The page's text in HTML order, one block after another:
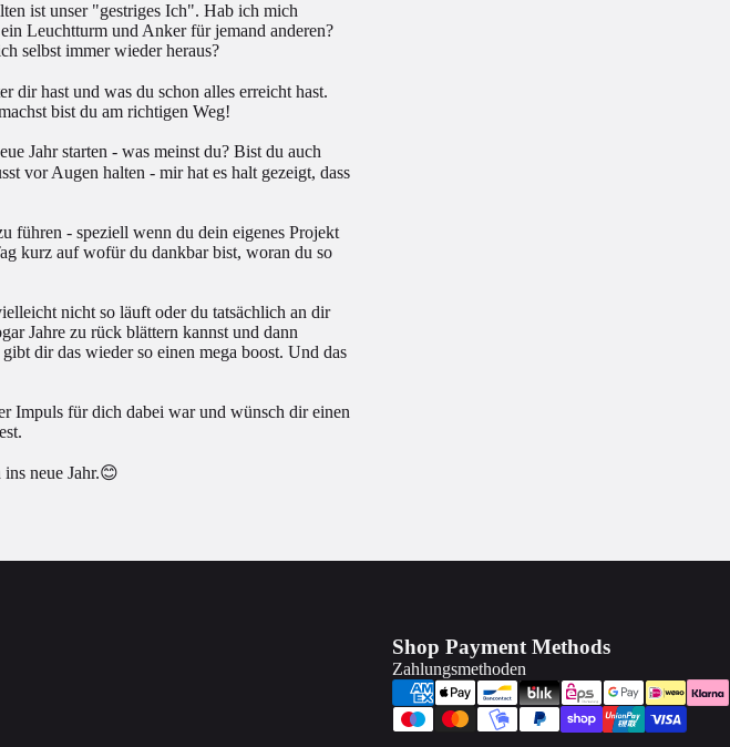
ist unser "gestriges Ich". Hab ich mich
Leuchtturm und Anker für jemand anderen?
selbst immer wieder heraus?
dir hast und was du schon alles erreicht hast.
bist du am richtigen Weg!
Jahr starten - was meinst du? Bist du auch
vor Augen halten - mir hat es halt gezeigt, dass
führen - speziell wenn du dein eigenes Projekt
kurz auf wofür du dankbar bist, woran du so
nicht so läuft oder du tatsächlich an dir
Jahre zu rück blättern kannst und dann
dir das wieder so einen mega boost. Und das
Impuls für dich dabei war und wünsch dir einen
neue Jahr.😊
Shop Payment Methods
Zahlungsmethoden